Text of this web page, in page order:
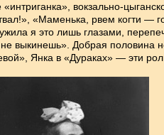
«интриганка», вокзально-
«Маменька, рвем когти —
я это лишь глазами,
выкинешь». Добрая половина
Янка в «Дураках» — эти